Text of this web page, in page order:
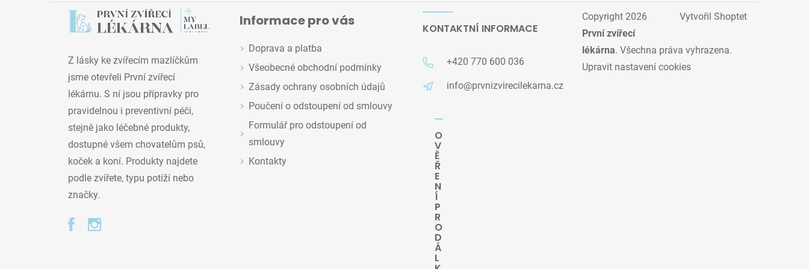
Z lásky ke zvířecím mazlíčkům
jsme otevřeli První zvířecí
lékárnu. S ní jsou přípravky pro
pravidelnou i preventivní péči,
stejně jako léčebné produkty,
dostupné všem chovatelům psů,
koček a koní. Produkty najdete
podle zvířete, typu potíží nebo
značky.
Informace pro vás
Doprava a platba
Všeobecné obchodní podmínky
Zásady ochrany osobních údajů
Poučení o odstoupení od smlouvy
Formulář pro odstoupení od
smlouvy
Kontakty
KONTAKTNÍ INFORMACE
+420 770 600 036
info@prvnizvirecilekarna.cz
O
V
Ě
Ř
E
N
Í
P
R
O
D
Á
L
Vytvořil Shoptet
Copyright 2026
První zvířecí
lékárna. Všechna práva vyhrazena.
Upravit nastavení cookies